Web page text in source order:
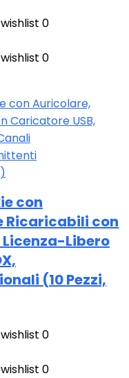
0
0
con
Ricaricabili con
Licenza-Libero
(10 Pezzi,
0
0